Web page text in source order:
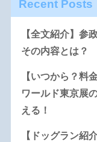
Recent Posts
【全文紹介】参
その内容とは？
【いつから？料
ワールド東京展
える！
【ドッグラン紹